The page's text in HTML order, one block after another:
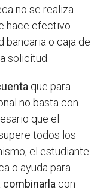
no se realiza
hace efectivo
bancaria o caja de
solicitud.
que para
no basta con
que el
todos los
el estudiante
o ayuda para
combinarla con